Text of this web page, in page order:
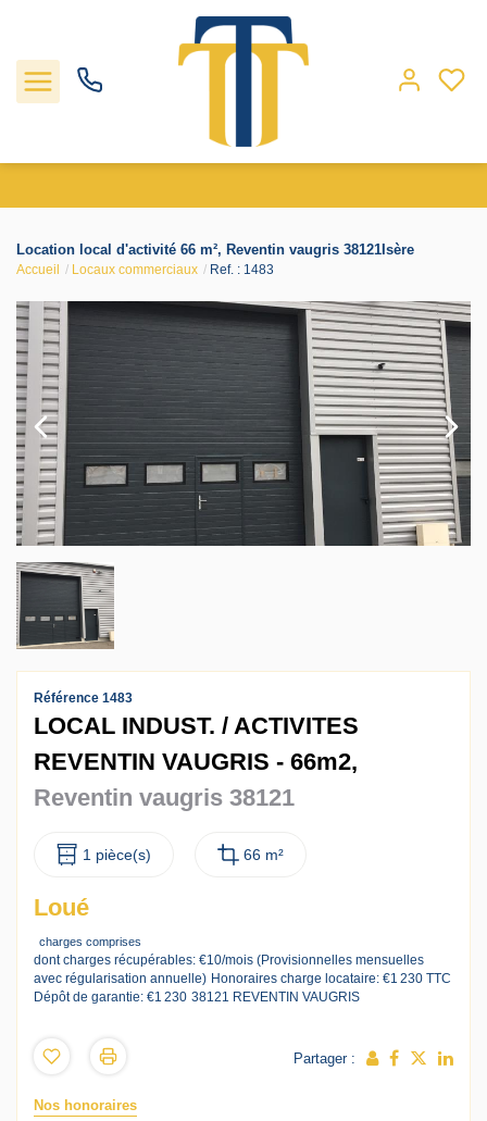
Gestion
Nos agences
Estimation
Contact
Accès clients
Location local d'activité 66 m², Reventin vaugris 38121Isère
Accueil Locaux commerciaux Ref. : 1483
Référence 1483
LOCAL INDUST. / ACTIVITES
REVENTIN VAUGRIS - 66m2,
Reventin vaugris 38121
1 pièce(s) 66 m²
Loué
charges comprises
dont charges récupérables: €10/mois (Provisionnelles mensuelles
avec régularisation annuelle) Honoraires charge locataire: €1 230 TTC
Dépôt de garantie: €1 230 38121 REVENTIN VAUGRIS
Partager :
Nos honoraires